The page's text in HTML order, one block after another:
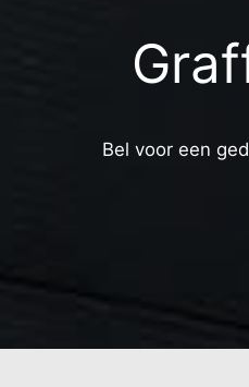
Bel voor een